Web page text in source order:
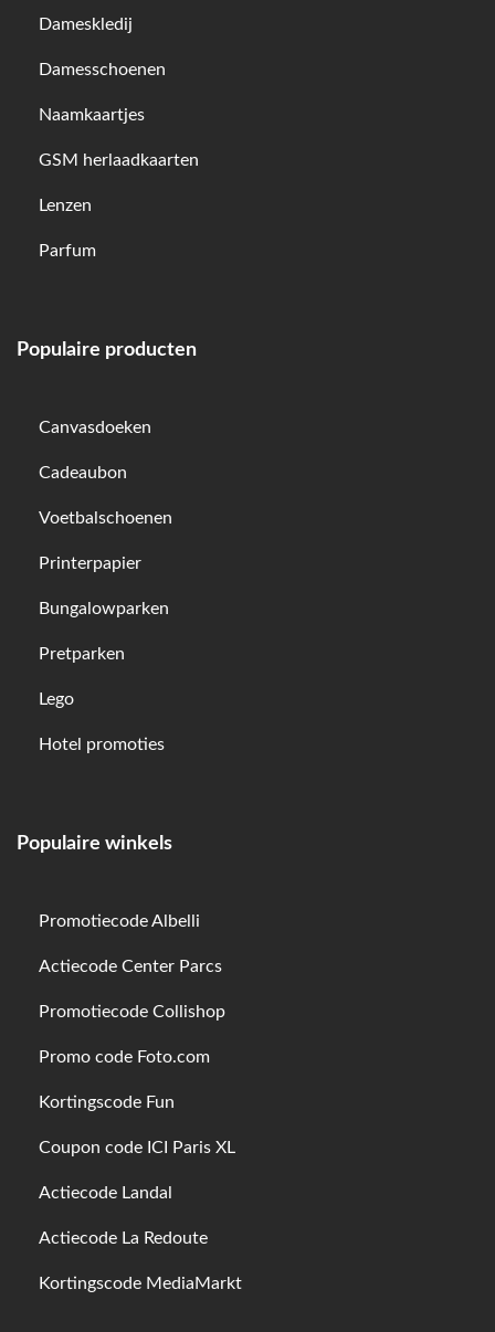
Dameskledij
Damesschoenen
Naamkaartjes
GSM herlaadkaarten
Lenzen
Parfum
Populaire producten
Canvasdoeken
Cadeaubon
Voetbalschoenen
Printerpapier
Bungalowparken
Pretparken
Lego
Hotel promoties
Populaire winkels
Promotiecode Albelli
Actiecode Center Parcs
Promotiecode Collishop
Promo code Foto.com
Kortingscode Fun
Coupon code ICI Paris XL
Actiecode Landal
Actiecode La Redoute
Kortingscode MediaMarkt